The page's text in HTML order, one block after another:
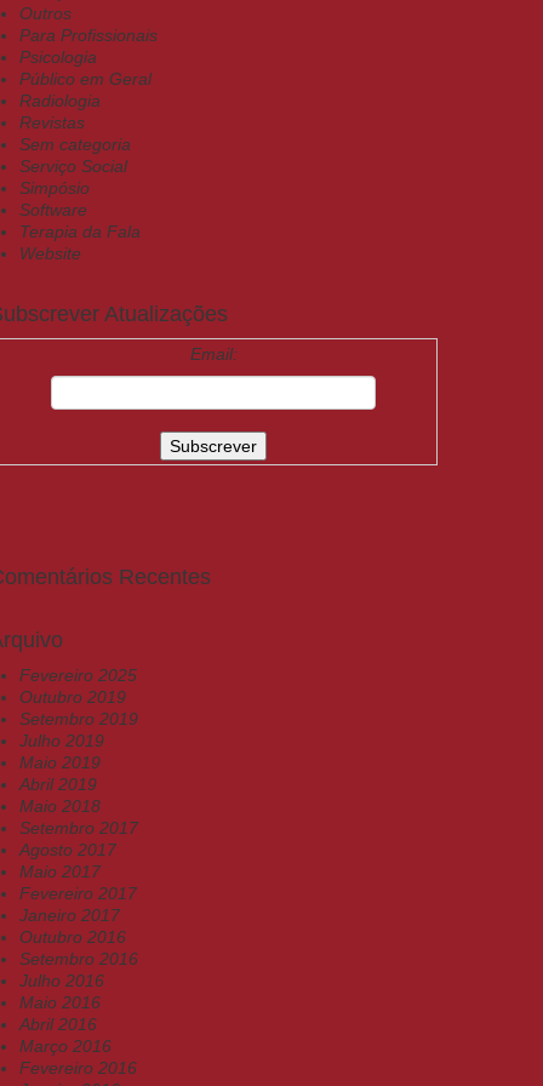
Outros
Para Profissionais
Psicologia
Público em Geral
Radiologia
Revistas
Sem categoria
Serviço Social
Simpósio
Software
Terapia da Fala
Website
Atualizações
Email:
Recentes
Fevereiro 2025
Outubro 2019
Setembro 2019
Julho 2019
Maio 2019
Abril 2019
Maio 2018
Setembro 2017
Agosto 2017
Maio 2017
Fevereiro 2017
Janeiro 2017
Outubro 2016
Setembro 2016
Julho 2016
Maio 2016
Abril 2016
Março 2016
Fevereiro 2016